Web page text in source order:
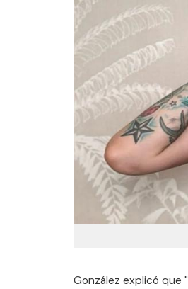
González explicó que "